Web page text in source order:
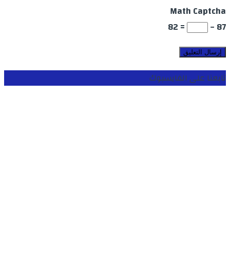
Math Captcha
87 −
= 82
تابعنا على الفايسبوك